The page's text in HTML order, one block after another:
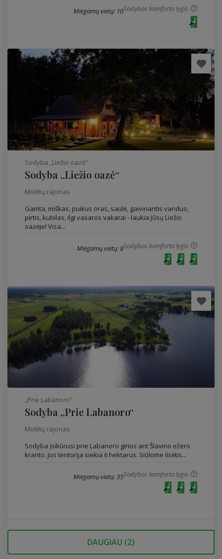
Sodybos komforto lygis
Miegamų vietų: 10
Sodyba „Liežio oazė“
Sodyba „Liežio oazė“
Molėtų rajonas
Gamta, miškas, puikus oras, saulė, gaivinantis vanduo,
pirtis, kubilas, ilgi vasaros vakarai - laukia Jūsų Liežio
oazėje! Visa...
Sodybos komforto lygis
Miegamų vietų: 8
„Prie Labanoro“
Sodyba „Prie Labanoro“
Molėtų rajonas
Sodyba įsikūrusi prie Labanoro girios ant Šlavino ežero
kranto. Jos teritorija siekia 6 hektarus. Siūlome ilsėtis...
Sodybos komforto lygis
Miegamų vietų: 35
DAUGIAU (2)